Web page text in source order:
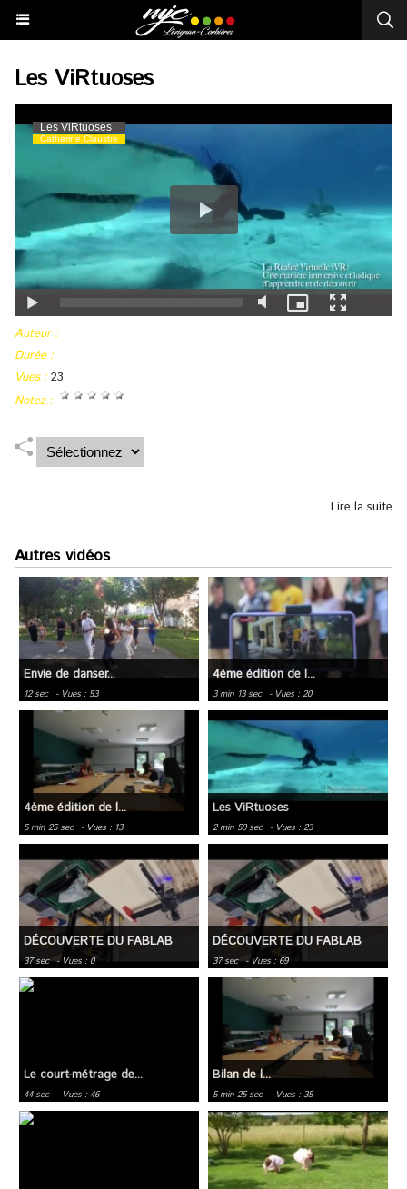
Les ViRtuoses
Auteur :
Durée :
Vues : 23
Notez :
Lire la suite
Autres vidéos
Envie de danser...
12 sec - Vues : 53
4ème édition de l...
3 min 13 sec - Vues : 20
4ème édition de l...
5 min 25 sec - Vues : 13
Les ViRtuoses
2 min 50 sec - Vues : 23
DÉCOUVERTE DU FABLAB
37 sec - Vues : 0
DÉCOUVERTE DU FABLAB
37 sec - Vues : 69
Le court-métrage de...
44 sec - Vues : 46
Bilan de l...
5 min 25 sec - Vues : 35